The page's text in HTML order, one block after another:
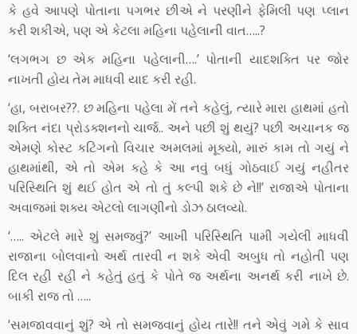
કે હવે આપણે પોતાના પગભર છીએ ને પરણીને ફેમિલી પણ પ્લાન
કરી શકીએ, પણ એ કેટલા મહિના પહેલાની વાત…..?
‘લગભગ છ એક મહિના પહેલાની….’ પોતાની યાદશક્તિ પર જોર
નાખતી હોય તેમ માધવી યાદ કરી રહી.
‘હા, બરાબર??. છ મહિના પહેલા મેં તને કહેલું, ત્યારે મારા હાથમાં હતો
શક્તિ નંદા પ્રોડક્શનનો ચાર્જ.. અને પછી શું થયું? પછી અચાનક જ
એમણે કોસ્ટ કટિંગનો વિચાર અમલમાં મૂક્યો, મારું કામ તો ગયું ને
હાથમાંથી, એ તો એમ કહે કે આ નવું બધું ગોઠવાઈ ગયું નહીતર
પરિસ્થિતિ શું થઈ હોત એ તો તું કલ્પી શકે છે ને!!’ રાજાએ પોતાના
અવાજમાં શક્ય એટલો લાગણીનો ડોઝ ઠાલવ્યો.
‘….. એટલે મારે શું સમજવું?’ આખી પરિસ્થિતિ પામી ગયેલી માધવી
રાજાના બોલવાનો અર્થ તારવી ન શકે એવી અબુધ તો નહોતી પણ
દિલ રહી રહી ને કહેતું હતું કે પોતે જ અર્થના અનર્થ કરી નાખે છે.
બાકી રાજ તો …..
‘સમજાવવાનું શું? એ તો સમજવાનું હોય તારે!! તને એવું ગમે કે સાવ